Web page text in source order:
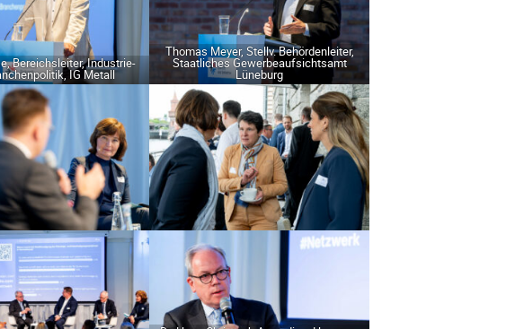
Bereichs­lei­ter, Indus­trie-
IG Metall
Tho­mas Mey­er, Stellv. Behör­den­lei­ter,
Staat­li­ches Gewer­be­auf­sichts­amt
Lüneburg